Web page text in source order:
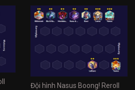
Đội hình Nasus Boong! Reroll